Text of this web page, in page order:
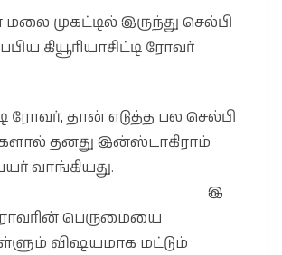
முகட்டில் இருந்து செல்பி
கியூரியாசிட்டி ரோவர்
ரோவர், தான் எடுத்த பல செல்பி
தனது இன்ஸ்டாகிராம்
வாங்கியது.
இ
பெருமையை
விஷயமாக மட்டும்